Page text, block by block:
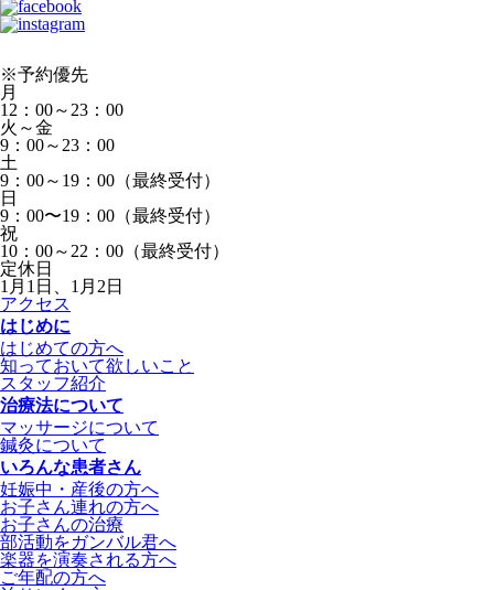
※予約優先
月
12：00～23：00
火～金
9：00～23：00
土
9：00～19：00（最終受付）
日
9：00〜19：00（最終受付）
祝
10：00～22：00（最終受付）
定休日
1月1日、1月2日
アクセス
はじめに
はじめての方へ
知っておいて欲しいこと
スタッフ紹介
治療法について
マッサージについて
鍼灸について
いろんな患者さん
妊娠中・産後の方へ
お子さん連れの方へ
お子さんの治療
部活動をガンバル君へ
楽器を演奏される方へ
ご年配の方へ